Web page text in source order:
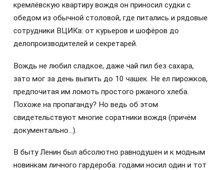
кремлёвскую квартиру вождя он приносил судки с
обедом из обычной столовой, где питались и рядовые
сотрудники ВЦИКа: от курьеров и шофёров до
делопроизводителей и секретарей.
Вождь не любил сладкое, даже чай пил без сахара,
зато мог за день выпить до 10 чашек. Не ел пирожков,
предпочитая им ломоть простого ржаного хлеба.
Похоже на пропаганду? Но ведь об этом
свидетельствуют многие соратники вождя (причём
документально…).
В быту Ленин был абсолютно равнодушен и к модным
новинкам личного гардероба: годами носил один и тот